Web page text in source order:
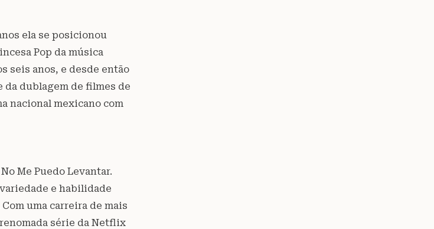
ela se posicionou
Pop da música
seis anos, e desde então
dublagem de filmes de
nacional mexicano com
Me Puedo Levantar.
e habilidade
uma carreira de mais
série da Netflix